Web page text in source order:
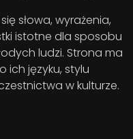
słowa, wyrażenia,
istotne dla sposobu
ludzi. Strona ma
ich języku, stylu
w kulturze.